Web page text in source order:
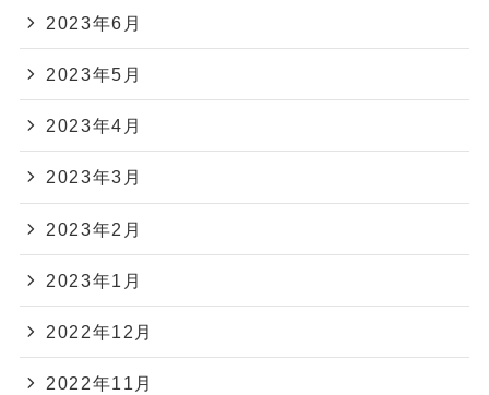
2023年6月
2023年5月
2023年4月
2023年3月
2023年2月
2023年1月
2022年12月
2022年11月